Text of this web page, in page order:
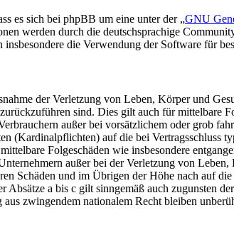
es sich bei phpBB um eine unter der „GNU
werden durch die deutschsprachige
die Verwendung der Software für
der Verletzung von Leben, Körper und
sind. Dies gilt auch für mittelbare
außer bei vorsätzlichem oder grob
(Kardinalpflichten) auf die bei Vertragsschluss
Folgeschäden wie insbesondere
außer bei der Verletzung von
Schäden und im Übrigen der Höhe nach auf
Absätze a bis c gilt sinngemäß auch zugunsten
zwingendem nationalem Recht bleiben